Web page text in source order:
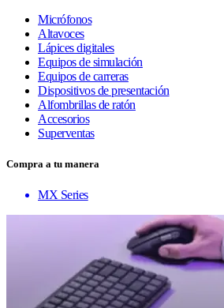
Micrófonos
Altavoces
Lápices digitales
Equipos de simulación
Equipos de carreras
Dispositivos de presentación
Alfombrillas de ratón
Accesorios
Superventas
Compra a tu manera
MX Series